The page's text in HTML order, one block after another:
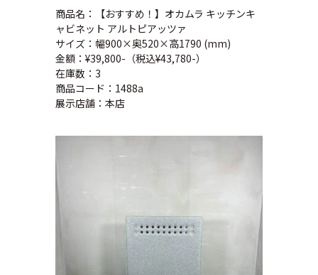
商品名：【おすすめ！】オカムラ キッチンキ
ャビネット アルトピアッツァ
サイズ：幅900×奥520×高1790 (mm)
金額：¥39,800-（税込¥43,780-）
在庫数：3
商品コード：1488a
展示店舗：本店